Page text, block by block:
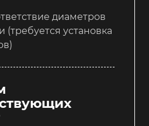
диаметров
(требуется установка